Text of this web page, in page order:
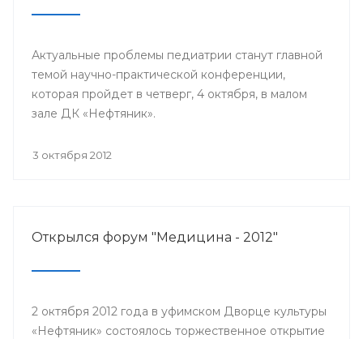
Актуальные проблемы педиатрии станут главной
темой научно-практической конференции,
которая пройдет в четверг, 4 октября, в малом
зале ДК «Нефтяник».
3 октября 2012
Открылся форум "Медицина - 2012"
2 октября 2012 года в уфимском Дворце культуры
«Нефтяник» состоялось торжественное открытие